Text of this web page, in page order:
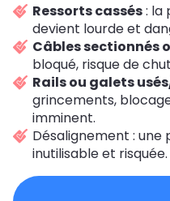
Ressorts cassés: la
devient lourde et
Câbles sectionnés
bloqué, risque de
Rails ou galets
grincements,
imminent.
Désalignement :
inutilisable et risquée.